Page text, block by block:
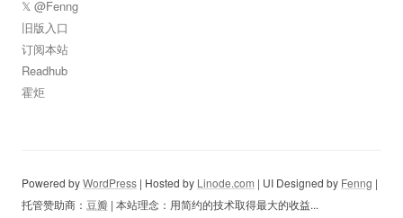
𝕏 @Fenng
旧版入口
订阅本站
Readhub
霍炬
Powered byWordPress | Hosted by Linode.com | UI Designed by Fenng |
托管赞助商： 豆瓣 | 本站理念：用简约的技术取得最大的收益...